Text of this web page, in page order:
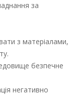
за
з матеріалами,
безпечне
негативно